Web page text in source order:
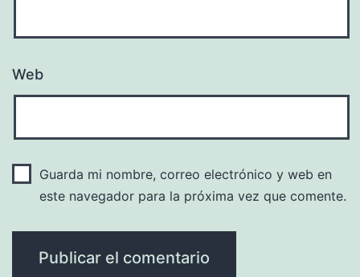
Web
Guarda mi nombre, correo electrónico y web en
este navegador para la próxima vez que comente.